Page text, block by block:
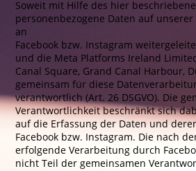
Soweit mit Hilfe des hier
personenbezogene Daten auf
an
Facebook bzw. Instagram
und die Meta Platforms Ireland
Canal Square, Grand Canal Harbour,
gemeinsam für diese
verantwortlich (Art. 26 DSGVO). Die
Verantwortlichkeit beschränkt sich
auf die Erfassung der Daten und
Facebook bzw. Instagram. Die nach
erfolgende Verarbeitung durch
nicht Teil der gemeinsamen